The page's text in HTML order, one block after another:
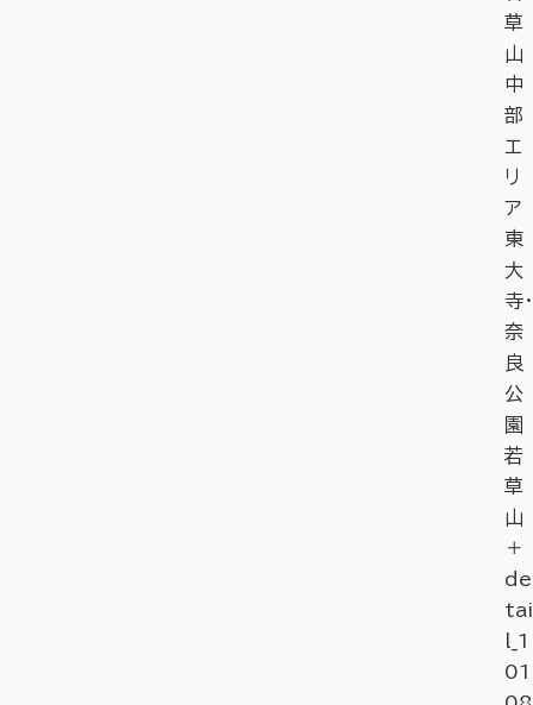
草
山
中
部
エ
リ
ア
東
大
寺・
奈
良
公
園
若
草
山
＋
de
tai
l_1
01